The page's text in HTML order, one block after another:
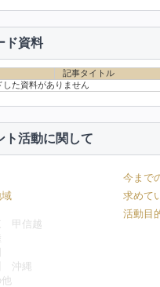
ド資料
記事タイトル
した資料がありません
ト活動に関して
甲信越
沖縄
今まで
求めて
活動目